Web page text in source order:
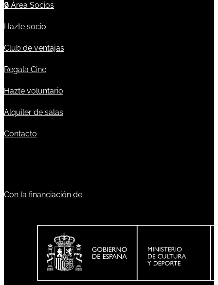
🔒 Área Socios
Hazte socio
Club de ventajas
Regala Cine
Hazte voluntario
Alquiler de salas
Contacto
Con la financiación de: